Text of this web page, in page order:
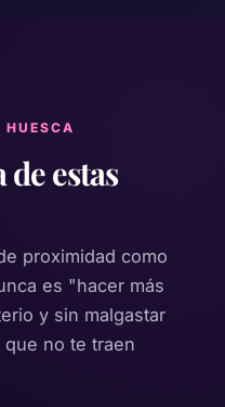
HUESCA
estas
proximidad como
es "hacer más
y sin malgastar
no te traen